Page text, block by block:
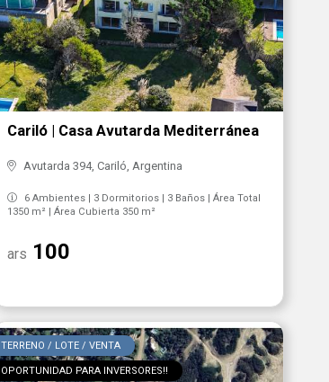
Cariló | Casa Avutarda Mediterránea
Avutarda 394, Cariló, Argentina
6 Ambientes | 3 Dormitorios | 3 Baños | Área Total
1350 m² | Área Cubierta 350 m²
ars 100
TERRENO / LOTE / VENTA
OPORTUNIDAD PARA INVERSORES!!